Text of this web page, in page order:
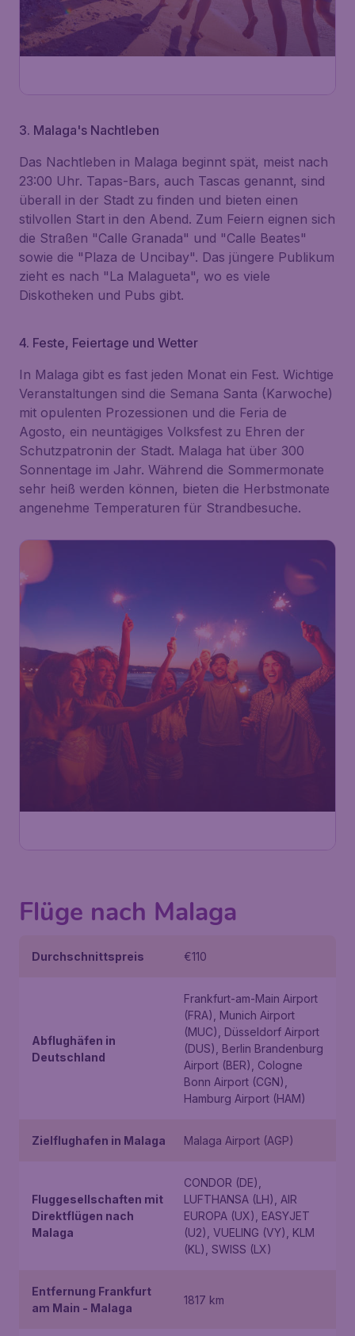
3. Malaga's Nachtleben
Das Nachtleben in Malaga beginnt spät, meist nach
23:00 Uhr. Tapas-Bars, auch Tascas genannt, sind
überall in der Stadt zu finden und bieten einen
stilvollen Start in den Abend. Zum Feiern eignen sich
die Straßen "Calle Granada" und "Calle Beates"
sowie die "Plaza de Uncibay". Das jüngere Publikum
zieht es nach "La Malagueta", wo es viele
Diskotheken und Pubs gibt.
4. Feste, Feiertage und Wetter
In Malaga gibt es fast jeden Monat ein Fest. Wichtige
Veranstaltungen sind die Semana Santa (Karwoche)
mit opulenten Prozessionen und die Feria de
Agosto, ein neuntägiges Volksfest zu Ehren der
Schutzpatronin der Stadt. Malaga hat über 300
Sonnentage im Jahr. Während die Sommermonate
sehr heiß werden können, bieten die Herbstmonate
angenehme Temperaturen für Strandbesuche.
Flüge nach Malaga
Durchschnittspreis €110
Abflughäfen in
Deutschland
Frankfurt-am-Main Airport
(FRA), Munich Airport
(MUC), Düsseldorf Airport
(DUS), Berlin Brandenburg
Airport (BER), Cologne
Bonn Airport (CGN),
Hamburg Airport (HAM)
Zielflughafen in Malaga Malaga Airport (AGP)
Fluggesellschaften mit
Direktflügen nach
Malaga
CONDOR (DE),
LUFTHANSA (LH), AIR
EUROPA (UX), EASYJET
(U2), VUELING (VY), KLM
(KL), SWISS (LX)
Entfernung Frankfurt
am Main - Malaga
1817 km